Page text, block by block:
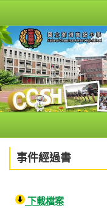
事件經過書
下載檔案